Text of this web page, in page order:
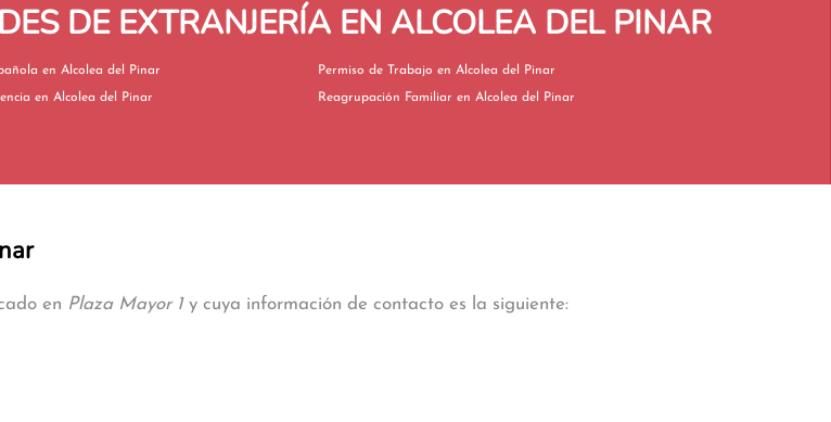
DE EXTRANJERÍA EN ALCOLEA DEL PINAR
Nacionalidad Española en Alcolea del Pinar
Permiso de Residencia en Alcolea del Pinar
Permiso de Trabajo en Alcolea del Pinar
Reagrupación Familiar en Alcolea del Pinar
en Plaza Mayor 1y cuya información de contacto es la siguiente: